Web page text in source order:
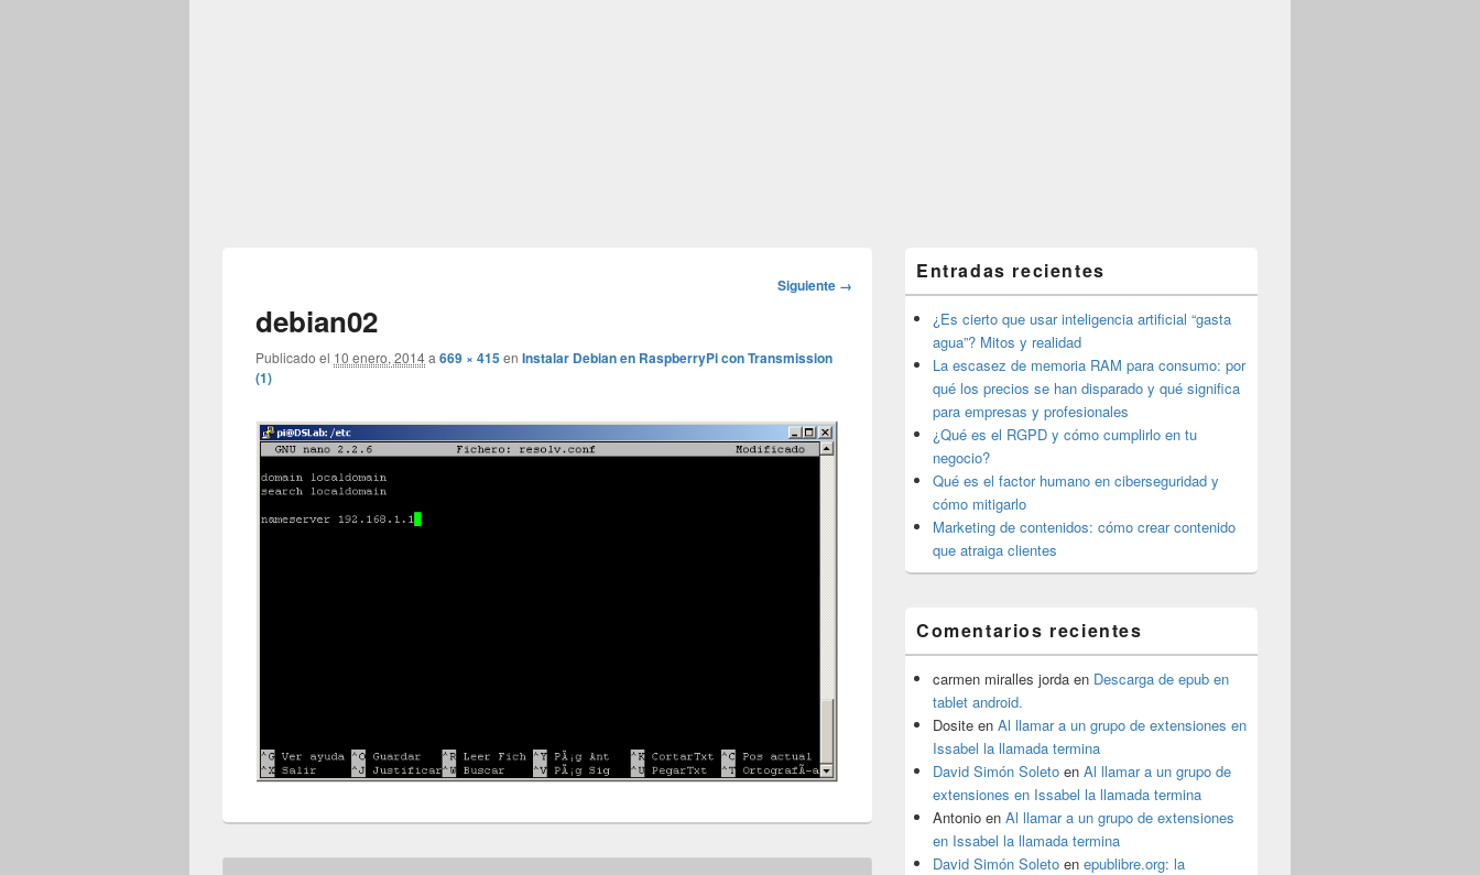
Navegador
Siguiente →
debian02
Publicado el 10 enero, 2014a 669 × 415en Instalar Debian en RaspberryPi con Transmission
(1)
área
de
widget
barra
lateral
primaria
Entradas recientes
¿Es cierto que usar inteligencia artificial “gasta
agua”? Mitos y realidad
La escasez de memoria RAM para consumo: por
qué los precios se han disparado y qué significa
para empresas y profesionales
¿Qué es el RGPD y cómo cumplirlo en tu
negocio?
Qué es el factor humano en ciberseguridad y
cómo mitigarlo
Marketing de contenidos: cómo crear contenido
que atraiga clientes
Comentarios recientes
carmen miralles jorda en Descarga de epub en
tablet android.
Dosite en Al llamar a un grupo de extensiones en
Issabel la llamada termina
David Simón Soleto en Al llamar a un grupo de
extensiones en Issabel la llamada termina
Antonio en Al llamar a un grupo de extensiones
en Issabel la llamada termina
David Simón Soleto en epublibre.org: la